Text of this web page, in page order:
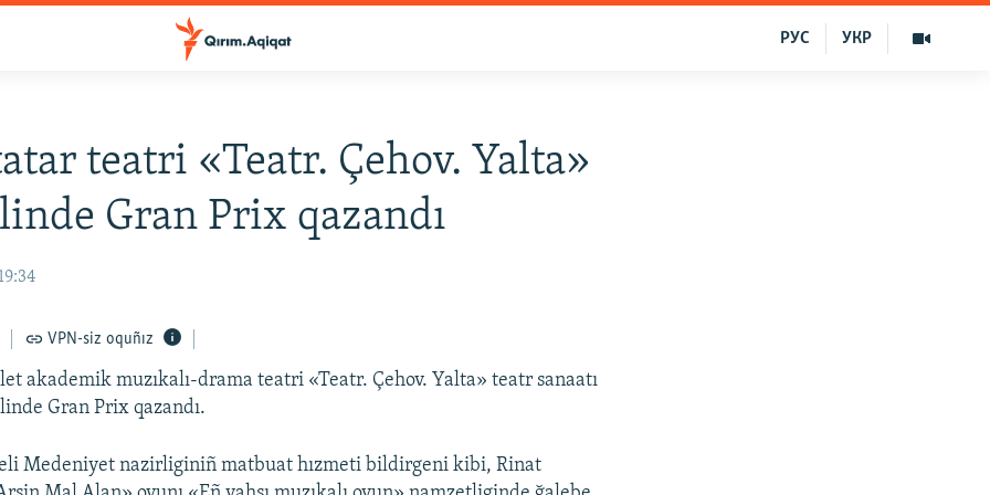
УКР
РУС
teatri «Teatr. Çehov. Yalta»
Gran Prix qazandı
VPN-siz oquñız
akademik muzıkalı-drama teatri «Teatr. Çehov. Yalta» teatr sanaatı
Gran Prix qazandı.
Medeniyet nazirliginiñ matbuat hızmeti bildirgeni kibi, Rinat